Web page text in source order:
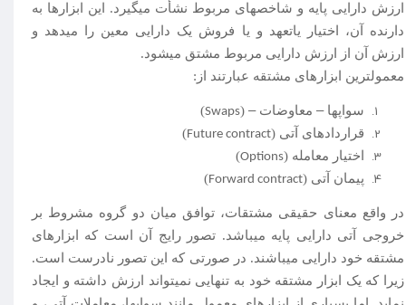
ارزش دارایی پایه و شاخصهای مربوط نشأت می­گیرد. این ابزارها به
دارنده آن، اختیار یاتعهد و یا فروش یک دارایی معین را میدهد و
ارزش آن از ارزش دارایی مربوط مشتق می­شود.
معمول­ترین ابزارهای مشتقه عبارتند از:
سواپها– معاوضات–
(
Swaps
)
قراردادهای آتی (Future contract
)
اختیار معامله (Options
)
پیمان آتی (Forward contract
)
در واقع معنای حقیقی مشتقات، توافق میان دو گروه مشروط بر
خروجی آتی دارایی پایه می­باشد. تصور رایج آن است که ابزارهای
مشتقه خود دارایی می­باشند. در صورتی که این تصور نادرست است.
زیرا که یک ابزار مشتقه خود به تنهایی نمی­تواند ارزش داشته و ایجاد